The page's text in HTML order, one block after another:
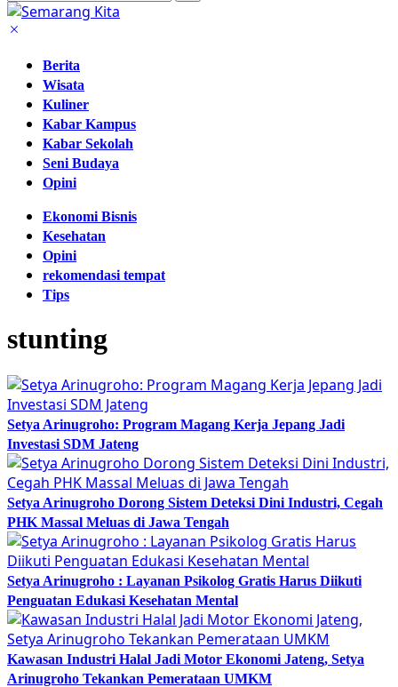
Berita
Wisata
Kuliner
Kabar Kampus
Kabar Sekolah
Seni Budaya
Opini
Ekonomi Bisnis
Kesehatan
Opini
rekomendasi tempat
Tips
stunting
Setya Arinugroho: Program Magang Kerja Jepang Jadi
Investasi SDM Jateng
Setya Arinugroho Dorong Sistem Deteksi Dini Industri, Cegah
PHK Massal Meluas di Jawa Tengah
Setya Arinugroho : Layanan Psikolog Gratis Harus Diikuti
Penguatan Edukasi Kesehatan Mental
Kawasan Industri Halal Jadi Motor Ekonomi Jateng, Setya
Arinugroho Tekankan Pemerataan UMKM